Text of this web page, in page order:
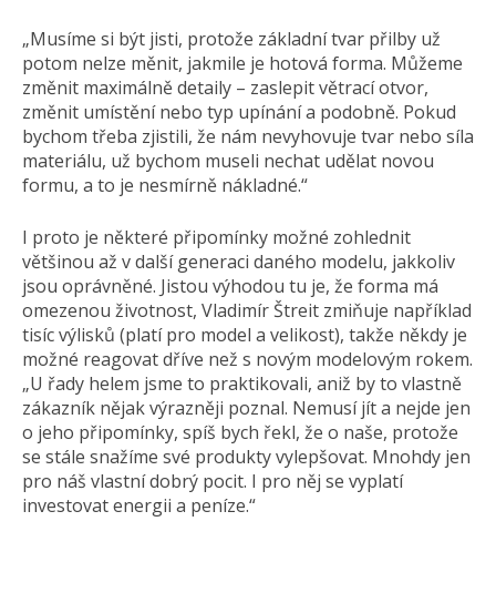
„Musíme si být jisti, protože základní tvar přilby už
potom nelze měnit, jakmile je hotová forma. Můžeme
změnit maximálně detaily – zaslepit větrací otvor,
změnit umístění nebo typ upínání a podobně. Pokud
bychom třeba zjistili, že nám nevyhovuje tvar nebo síla
materiálu, už bychom museli nechat udělat novou
formu, a to je nesmírně nákladné.“
I proto je některé připomínky možné zohlednit
většinou až v další generaci daného modelu, jakkoliv
jsou oprávněné. Jistou výhodou tu je, že forma má
omezenou životnost, Vladimír Štreit zmiňuje například
tisíc výlisků (platí pro model a velikost), takže někdy je
možné reagovat dříve než s novým modelovým rokem.
„U řady helem jsme to praktikovali, aniž by to vlastně
zákazník nějak výrazněji poznal. Nemusí jít a nejde jen
o jeho připomínky, spíš bych řekl, že o naše, protože
se stále snažíme své produkty vylepšovat. Mnohdy jen
pro náš vlastní dobrý pocit. I pro něj se vyplatí
investovat energii a peníze.“